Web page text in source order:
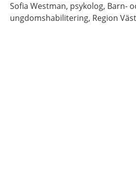
Sofia Westman, psykolog, Barn-
ungdomshabilitering, Region